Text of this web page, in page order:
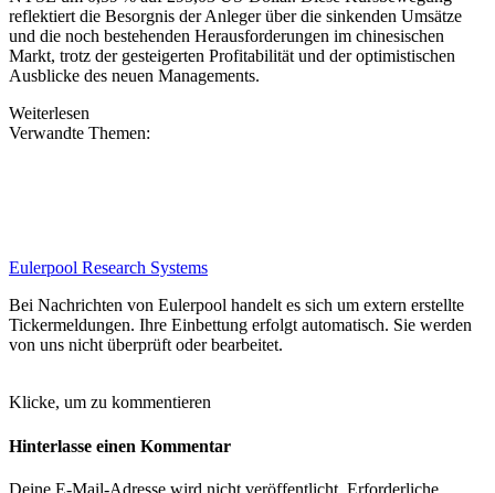
reflektiert die Besorgnis der Anleger über die sinkenden Umsätze
und die noch bestehenden Herausforderungen im chinesischen
Markt, trotz der gesteigerten Profitabilität und der optimistischen
Ausblicke des neuen Managements.
Weiterlesen
Verwandte Themen:
Eulerpool Research Systems
Bei Nachrichten von Eulerpool handelt es sich um extern erstellte
Tickermeldungen. Ihre Einbettung erfolgt automatisch. Sie werden
von uns nicht überprüft oder bearbeitet.
Klicke, um zu kommentieren
Hinterlasse einen Kommentar
Deine E-Mail-Adresse wird nicht veröffentlicht. Erforderliche